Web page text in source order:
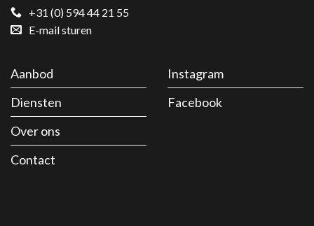
+31 (0) 594 44 21 55
E-mail sturen
Aanbod
Diensten
Over ons
Contact
Instagram
Facebook